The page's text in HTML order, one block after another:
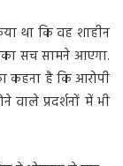
था कि वह शाहीन
सच सामने आएगा.
कहना है कि आरोपी
वाले प्रदर्शनों में भी